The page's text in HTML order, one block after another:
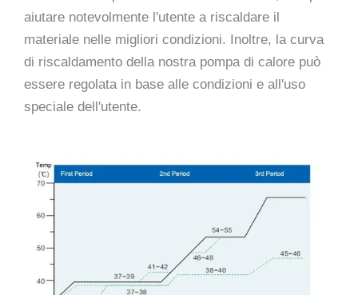
aiutare notevolmente l'utente a riscaldare il
materiale nelle migliori condizioni. Inoltre, la curva
di riscaldamento della nostra pompa di calore può
essere regolata in base alle condizioni e all'uso
speciale dell'utente.